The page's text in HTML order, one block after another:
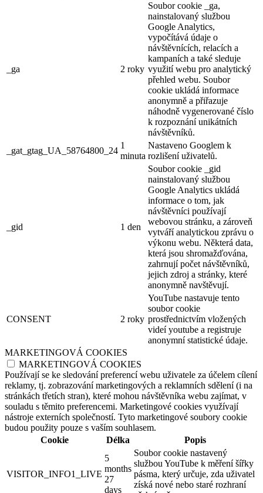
_ga 2 roky
Soubor cookie _ga,
nainstalovaný službou
Google Analytics,
vypočítává údaje o
návštěvnících, relacích a
kampaních a také sleduje
využití webu pro analytický
přehled webu. Soubor
cookie ukládá informace
anonymně a přiřazuje
náhodně vygenerované číslo
k rozpoznání unikátních
návštěvníků.
_gat_gtag_UA_58764800_24
1
minuta
Nastaveno Googlem k
rozlišení uživatelů.
_gid 1 den
Soubor cookie _gid
nainstalovaný službou
Google Analytics ukládá
informace o tom, jak
návštěvníci používají
webovou stránku, a zároveň
vytváří analytickou zprávu o
výkonu webu. Některá data,
která jsou shromažďována,
zahrnují počet návštěvníků,
jejich zdroj a stránky, které
anonymně navštěvují.
CONSENT 2 roky
YouTube nastavuje tento
soubor cookie
prostřednictvím vložených
videí youtube a registruje
anonymní statistické údaje.
MARKETINGOVÁ COOKIES
MARKETINGOVÁ COOKIES
Používají se ke sledování preferencí webu uživatele za účelem cílení
reklamy, tj. zobrazování marketingových a reklamních sdělení (i na
stránkách třetích stran), které mohou návštěvníka webu zajímat, v
souladu s těmito preferencemi. Marketingové cookies využívají
nástroje externích společností. Tyto marketingové soubory cookie
budou použity pouze s vaším souhlasem.
Cookie
Délka Popis
VISITOR_INFO1_LIVE
5
months
27
days
Soubor cookie nastavený
službou YouTube k měření šířky
pásma, který určuje, zda uživatel
získá nové nebo staré rozhraní